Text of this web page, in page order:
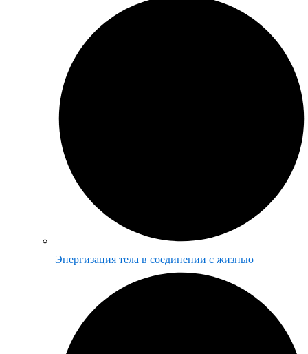
Энергизация тела в соединении с жизнью